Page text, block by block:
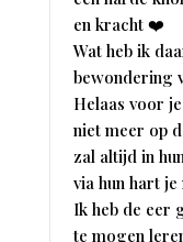
en kracht ❤️
Wat heb ik
bewondering
Helaas voor
niet meer op
zal altijd in
via hun hart
Ik heb de eer
te mogen